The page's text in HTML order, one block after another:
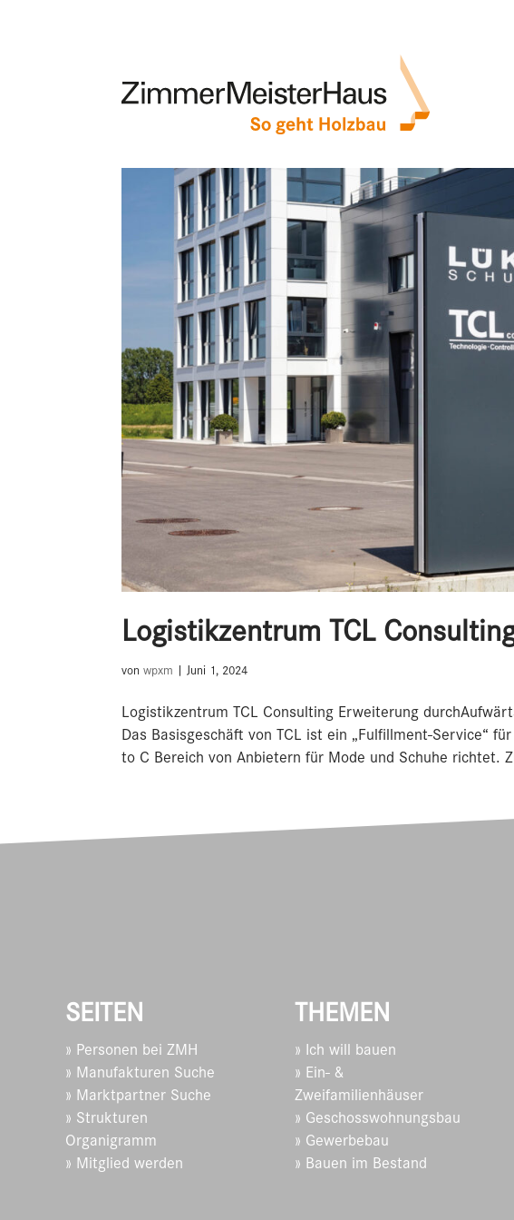
Logistikzentrum TCL
vonwpxm |Juni 1, 2024
Logistikzentrum TCL Consulting Erweiterung
Das Basisgeschäft von TCL ist ein „Fulfillment-Service“
to C Bereich von Anbietern für Mode und Schuhe richtet.
SEITEN
» Personen bei ZMH
» Manufakturen Suche
» Marktpartner Suche
» Strukturen
Organigramm
» Mitglied werden
THEMEN
» Ich will bauen
» Ein- &
Zweifamilienhäuser
» Geschosswohnungsbau
» Gewerbebau
» Bauen im Bestand